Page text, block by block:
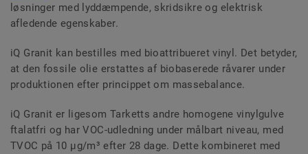
løsninger med lyddæmpende, skridsikre og elektrisk
afledende egenskaber.
iQ Granit kan bestilles med bioattribueret vinyl. Det betyder,
at den fossile olie erstattes af biobaserede råvarer under
produktionen efter princippet om massebalance.
iQ Granit er ligesom Tarketts andre homogene vinylgulve
ftalatfri og har VOC-udledning under målbart niveau, med
TVOC på 10 µg/m³ efter 28 dage. Dette kombineret med